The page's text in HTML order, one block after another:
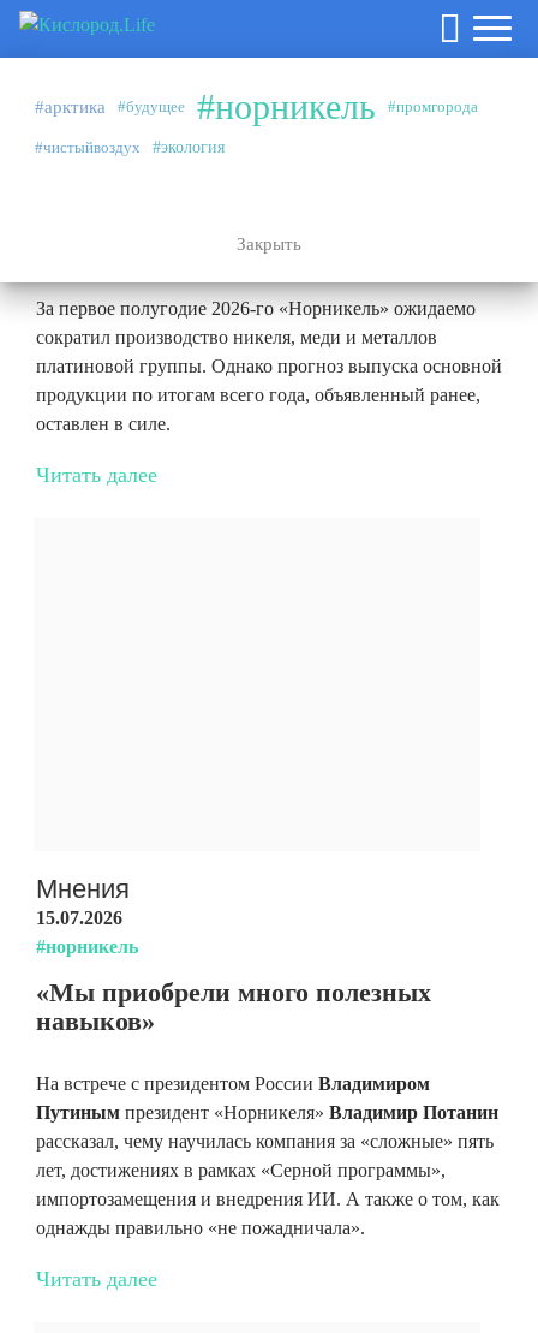
#арктика #будущее #норникель #промгорода
#чистыйвоздух #экология
Закрыть
Аналитика
27.07.2026
За первое полугодие 2026-го «Норникель» ожидаемо
сократил производство никеля, меди и металлов
платиновой группы. Однако прогноз выпуска основной
продукции по итогам всего года, объявленный ранее,
оставлен в силе.
Читать далее
Мнения
15.07.2026
#норникель
«Мы приобрели много полезных
навыков»
На встрече с президентом России Владимиром
Путиным президент «Норникеля» Владимир Потанин
рассказал, чему научилась компания за «сложные» пять
лет, достижениях в рамках «Серной программы»,
импортозамещения и внедрения ИИ. А также о том, как
однажды правильно «не пожадничала».
Читать далее